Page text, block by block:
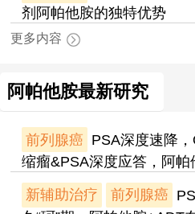
剂阿帕他胺的独特优势
更多内容
阿帕他胺最新研究
前列腺癌 PSA深度速降，
缩瘤&PSA深度应答，阿帕
新辅助治疗 前列腺癌